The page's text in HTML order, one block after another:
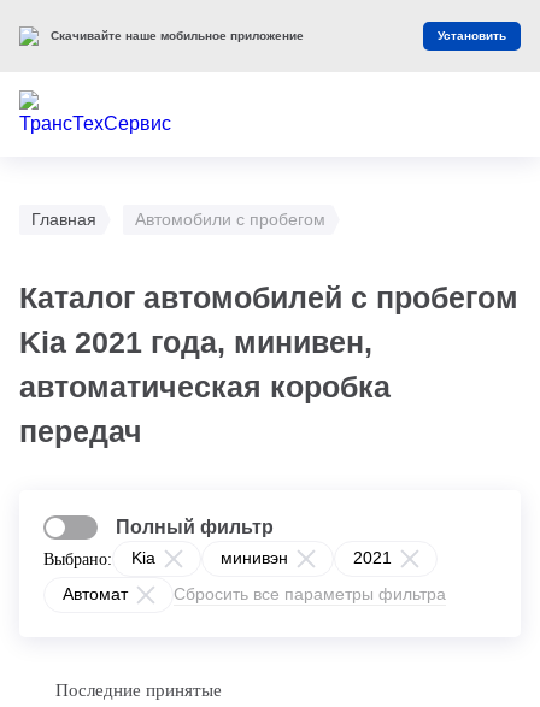
Главная Автомобили с пробегом
Каталог автомобилей с пробегом
Kia 2021 года, минивен,
автоматическая коробка
передач
Выбрано: Kia минивэн
2021
Автомат
Сбросить все параметры фильтра
Полный фильтр
Скачивайте наше мобильное приложение Установить